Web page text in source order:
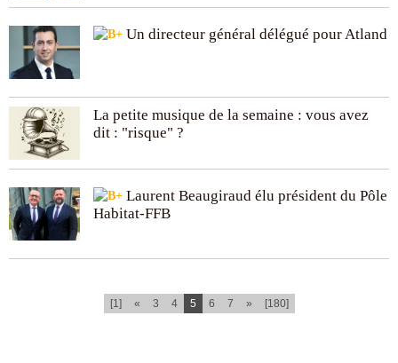
Un directeur général délégué pour Atland
La petite musique de la semaine : vous avez
dit : "risque" ?
Laurent Beaugiraud élu président du Pôle
Habitat-FFB
[1] « 3 4 5(current)
6 7 » [180]